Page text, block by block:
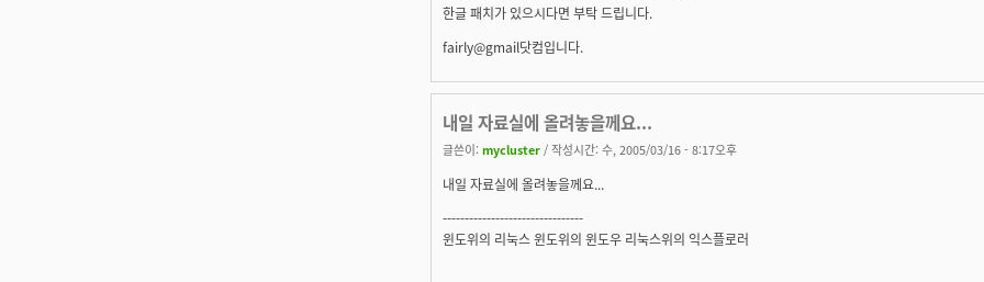
한글 패치가 있으시다면 부탁 드립니다.
fairly@gmail닷컴입니다.
내일 자료실에 올려놓을께요...
글쓴이: mycluster / 작성시간: 수, 2005/03/16 - 8:17오후
내일 자료실에 올려놓을께요...
--------------------------------
윈도위의 리눅스 윈도위의 윈도우 리눅스위의 익스플로러